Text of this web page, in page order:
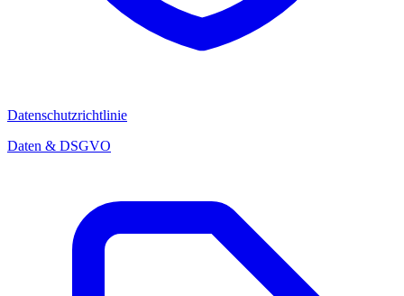
Datenschutzrichtlinie
Daten & DSGVO